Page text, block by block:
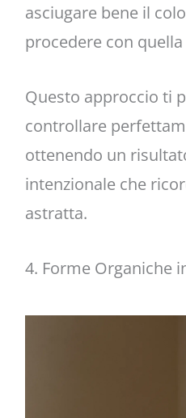
asciugare bene il
procedere con
Questo approccio ti
controllare
ottenendo un
intenzionale che
astratta.
4. Forme Organiche